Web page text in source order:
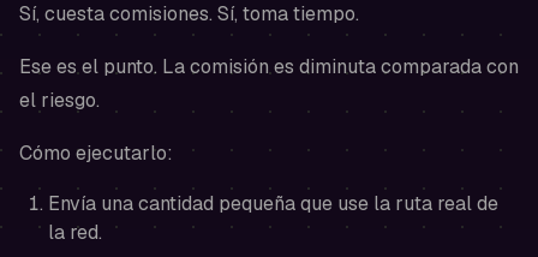
Sí, cuesta comisiones. Sí, toma tiempo.
Ese es el punto. La comisión es diminuta comparada con
el riesgo.
Cómo ejecutarlo:
Envía una cantidad pequeña que use la ruta real de
la red.